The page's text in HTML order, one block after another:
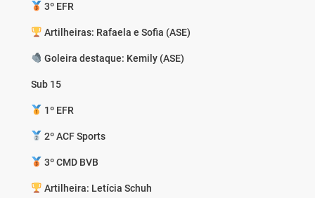
3º EFR
Artilheiras: Rafaela e Sofia (ASE)
Goleira destaque: Kemily (ASE)
Sub 15
1º EFR
2º ACF Sports
3º CMD BVB
Artilheira: Letícia Schuh